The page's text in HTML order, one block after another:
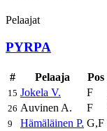
Pelaajat
PYRPA
# Pelaaja Pos
15 Jokela V. F
26 Auvinen A. F
9 Hämäläinen P. G,F